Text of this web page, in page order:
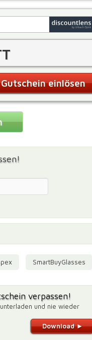
Gutschein einlösen
SmartBuyGlasses
verpassen!
und nie wieder
Download ►